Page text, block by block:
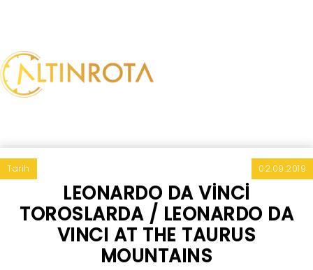
Tarih
LEONARDO DA VİNCİ
TOROSLARDA / LEONARDO DA
VINCI AT THE TAURUS
MOUNTAINS
02.09.2019